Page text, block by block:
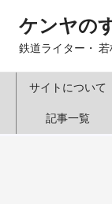
ン
ケンヤの
鉄道ライター・
サイトについて
記事一覧